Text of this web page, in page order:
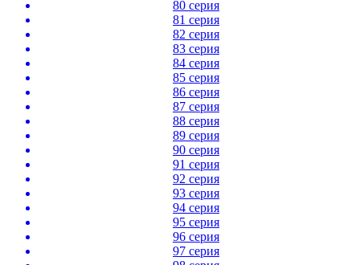
80 серия
81 серия
82 серия
83 серия
84 серия
85 серия
86 серия
87 серия
88 серия
89 серия
90 серия
91 серия
92 серия
93 серия
94 серия
95 серия
96 серия
97 серия